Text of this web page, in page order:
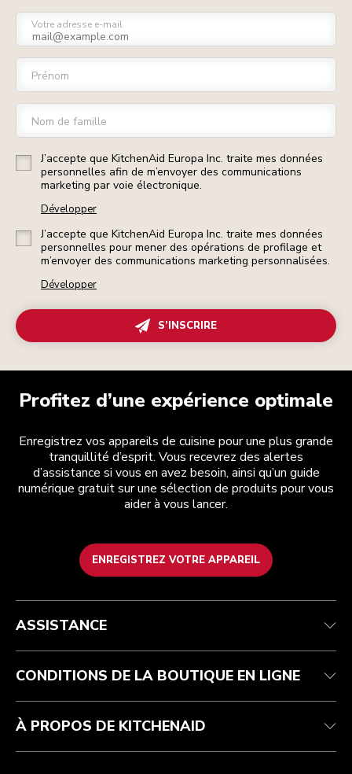
Votre adresse e-mail
Prénom
Nom de famille
J’accepte que KitchenAid Europa Inc. traite mes données
personnelles afin de m’envoyer des communications
marketing par voie électronique.
Développer
J’accepte que KitchenAid Europa Inc. traite mes données
personnelles pour mener des opérations de profilage et
m’envoyer des communications marketing personnalisées.
Développer
S’INSCRIRE
Profitez d’une expérience optimale
Enregistrez vos appareils de cuisine pour une plus grande
tranquillité d’esprit. Vous recevrez des alertes
d’assistance si vous en avez besoin, ainsi qu’un guide
numérique gratuit sur une sélection de produits pour vous
aider à vous lancer.
ENREGISTREZ VOTRE APPAREIL
Health Check
Suivez votre commande
Recupel
Conditions générales de vente
Retours et remboursements
ODR
La marque
Trouver une boutique
ASSISTANCE
CONDITIONS DE LA BOUTIQUE EN LIGNE
À PROPOS DE KITCHENAID